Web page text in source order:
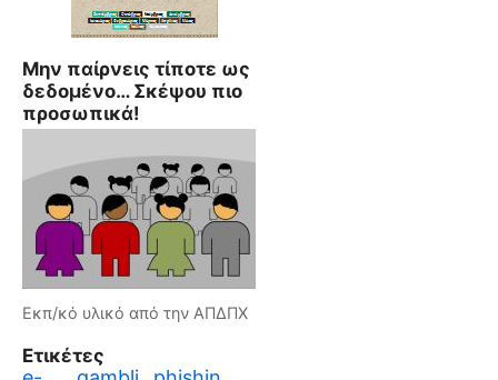
Μην παίρνεις τίποτε ως
δεδομένο… Σκέψου πιο
προσωπικά!
Εκπ/κό υλικό από την ΑΠΔΠΧ
Ετικέτες